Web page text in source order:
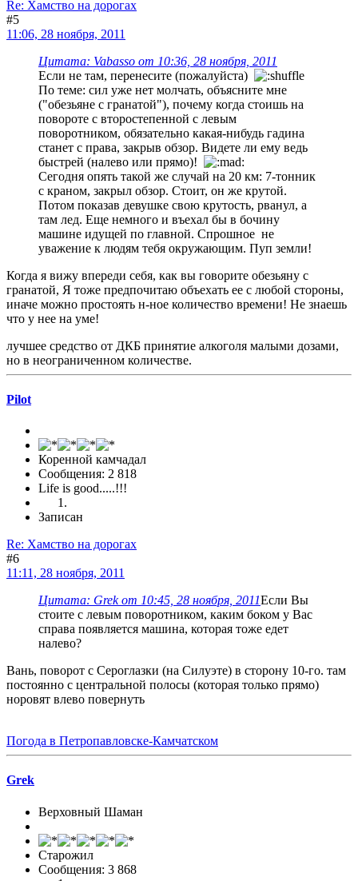
Re: Хамство на дорогах
#5
11:06, 28 ноября, 2011
Цитата: Vabasso от 10:36, 28 ноября, 2011
Если не там, перенесите (пожалуйста)
По теме: сил уже нет молчать, объясните мне
("обезьяне с гранатой"), почему когда стоишь на
повороте с второстепенной с левым
поворотником, обязательно какая-нибудь гадина
станет с права, закрыв обзор. Видете ли ему ведь
быстрей (налево или прямо)!
Сегодня опять такой же случай на 20 км: 7-тонник
с краном, закрыл обзор. Стоит, он же крутой.
Потом показав девушке свою крутость, рванул, а
там лед. Еще немного и въехал бы в бочину
машине идущей по главной. Спрошное не
уважение к людям тебя окружающим. Пуп земли!
Когда я вижу впереди себя, как вы говорите обезьяну с
гранатой, Я тоже предпочитаю объехать ее с любой стороны,
иначе можно простоять н-ное количество времени! Не знаешь
что у нее на уме!
лучшее средство от ДКБ принятие алкоголя малыми дозами,
но в неограниченном количестве.
Pilot
Коренной камчадал
Сообщения: 2 818
Life is good.....!!!
Записан
Re: Хамство на дорогах
#6
11:11, 28 ноября, 2011
Цитата: Grek от 10:45, 28 ноября, 2011Если Вы
стоите с левым поворотником, каким боком у Вас
справа появляется машина, которая тоже едет
налево?
Вань, поворот с Сероглазки (на Силуэте) в сторону 10-го. там
постоянно с центральной полосы (которая только прямо)
норовят влево повернуть
Погода в Петропавловске-Камчатском
Grek
Верховный Шаман
Старожил
Сообщения: 3 868